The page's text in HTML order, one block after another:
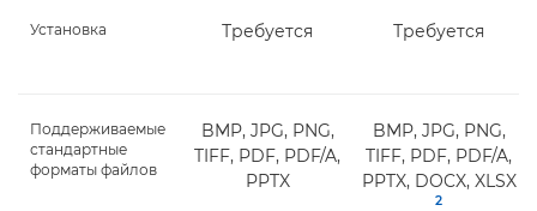
Установка Требуется Требуется
Поддерживаемые
стандартные
форматы файлов
BMP, JPG, PNG,
TIFF, PDF, PDF/A,
PPTX
BMP, JPG, PNG,
TIFF, PDF, PDF/A,
PPTX, DOCX, XLSX
2